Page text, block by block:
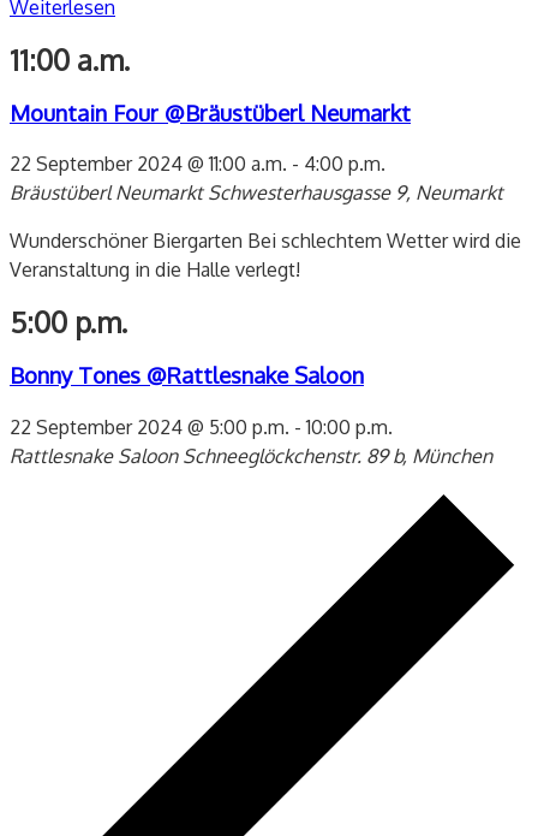
Weiterlesen
11:00 a.m.
Mountain Four @Bräustüberl Neumarkt
22 September 2024 @ 11:00 a.m. - 4:00 p.m.
Bräustüberl NeumarktSchwesterhausgasse 9, Neumarkt
Wunderschöner Biergarten Bei schlechtem Wetter wird die
Veranstaltung in die Halle verlegt!
5:00 p.m.
Bonny Tones @Rattlesnake Saloon
22 September 2024 @ 5:00 p.m. -10:00 p.m.
Rattlesnake Saloon Schneeglöckchenstr. 89 b, München